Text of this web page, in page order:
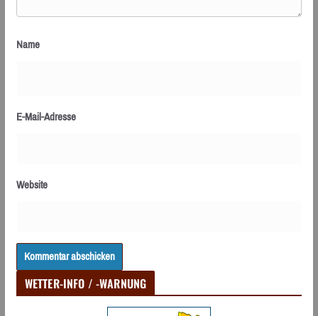
Name
E-Mail-Adresse
Website
WETTER-INFO / -WARNUNG